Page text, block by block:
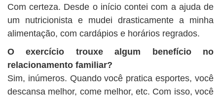
Com certeza. Desde o início contei com a ajuda de
um nutricionista e mudei drasticamente a minha
alimentação, com cardápios e horários regrados.
O exercício trouxe algum benefício no
relacionamento familiar?
Sim, inúmeros. Quando você pratica esportes, você
descansa melhor, come melhor, etc. Com isso, você